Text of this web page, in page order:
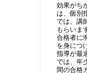
効果がち
は、個別
では、講
もらいま
合格者に
を身につ
指導が最
では、年
間の合格